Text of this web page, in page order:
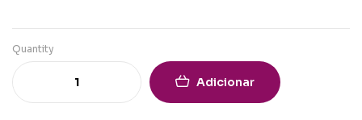
Quantity
Adicionar